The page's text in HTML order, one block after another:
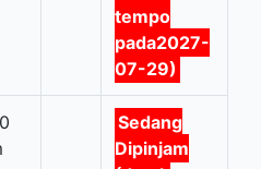
tempo
pada2027-
07-29)
Sedang
Dipinjam